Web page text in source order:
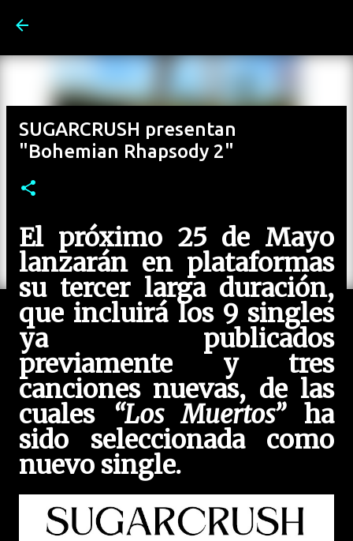
SUGARCRUSH presentan
"Bohemian Rhapsody 2"
El próximo 25 de Mayo
lanzarán en plataformas
su tercer larga duración,
que incluirá los 9 singles
ya publicados
previamente y tres
canciones nuevas, de las
cuales “Los Muertos”ha
sido seleccionada como
nuevo single.